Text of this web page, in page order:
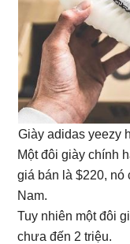
Giày adidas yeezy
Một đôi giày chính
giá bán là $220,
Nam.
Tuy nhiên một đôi
chưa đến 2 triệu.